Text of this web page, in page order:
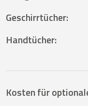
Geschirrtücher:
Handtücher:
Kosten für